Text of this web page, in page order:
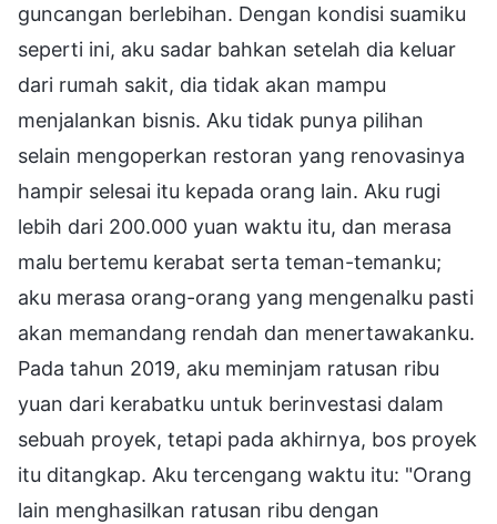
guncangan berlebihan. Dengan kondisi suamiku
seperti ini, aku sadar bahkan setelah dia keluar
dari rumah sakit, dia tidak akan mampu
menjalankan bisnis. Aku tidak punya pilihan
selain mengoperkan restoran yang renovasinya
hampir selesai itu kepada orang lain. Aku rugi
lebih dari 200.000 yuan waktu itu, dan merasa
malu bertemu kerabat serta teman-temanku;
aku merasa orang-orang yang mengenalku pasti
akan memandang rendah dan menertawakanku.
Pada tahun 2019, aku meminjam ratusan ribu
yuan dari kerabatku untuk berinvestasi dalam
sebuah proyek, tetapi pada akhirnya, bos proyek
itu ditangkap. Aku tercengang waktu itu: "Orang
lain menghasilkan ratusan ribu dengan